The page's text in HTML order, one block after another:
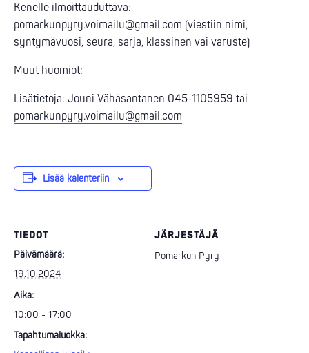
Kenelle ilmoittauduttava:
pomarkunpyry.voimailu@gmail.com (viestiin nimi,
syntymävuosi, seura, sarja, klassinen vai varuste)
Muut huomiot:
Lisätietoja: Jouni Vähäsantanen 045-1105959 tai
pomarkunpyry.voimailu@gmail.com
Lisää kalenteriin
TIEDOT
Päivämäärä:
19.10.2024
Aika:
10:00 - 17:00
Tapahtumaluokka:
JÄRJESTÄJÄ
Pomarkun Pyry